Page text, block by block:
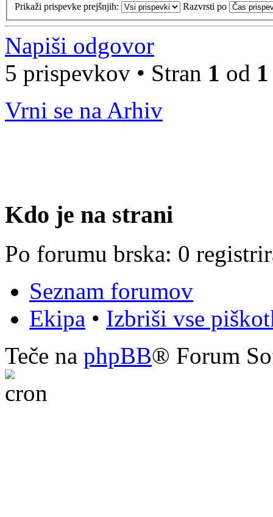
Prikaži prispevke prejšnjih: Razvrsti po
Napiši odgovor
5 prispevkov • Stran 1 od 1
Vrni se na Arhiv
Kdo je na strani
Po forumu brska: 0
Seznam forumov
Ekipa • Izbriši vse
Teče na phpBB® Forum